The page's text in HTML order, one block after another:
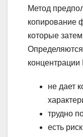
Метод
копирование
которые
не дает
трудно
есть